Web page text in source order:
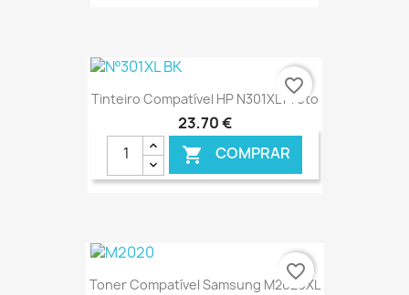
€ ONLINE
Tinteiro Compatível HP N301XL Preto
23,70 €
 COMPRAR
€ ONLINE
favorite_border
Toner Compatível Samsung M2020XL
favorite_border